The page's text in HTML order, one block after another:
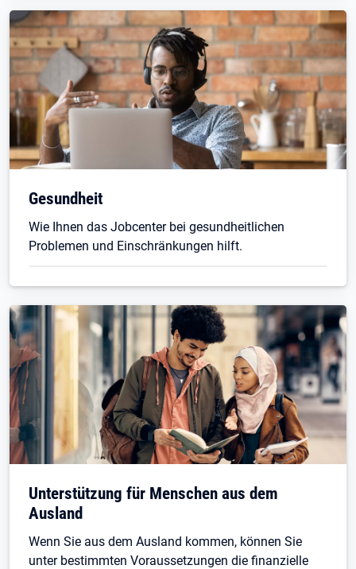
Gesundheit
Wie Ihnen das Jobcenter bei gesundheitlichen
Problemen und Einschränkungen hilft.
Unterstützung für Menschen aus dem
Ausland
Wenn Sie aus dem Ausland kommen, können Sie
unter bestimmten Voraussetzungen die finanzielle